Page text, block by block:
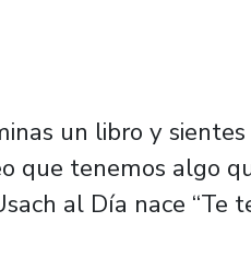
un libro y
que tenemos algo
al Día nace “Te